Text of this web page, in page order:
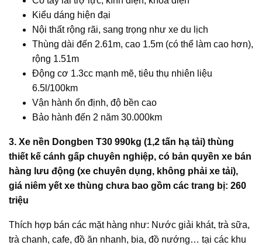
Kiểu dáng hiện đại
Nội thất rộng rãi, sang trọng như xe du lịch
Thùng dài đến 2.61m, cao 1.5m (có thể làm cao hơn),
rộng 1.51m
Động cơ 1.3cc mạnh mẽ, tiêu thụ nhiên liệu
6.5l/100km
Vận hành ổn định, độ bền cao
Bảo hành đến 2 năm 30.000km
3. Xe nền Dongben T30 990kg (1,2 tấn hạ tải) thùng
thiết kế cánh gấp chuyên nghiệp, có bản quyền xe bán
hàng lưu động (xe chuyên dụng, không phải xe tải),
giá niêm yết xe thùng chưa bao gồm các trang bị: 260
triệu
Thích hợp bán các mặt hàng như: Nước giải khát, trà sữa,
trà chanh, cafe, đồ ăn nhanh, bia, đồ nướng… tại các khu